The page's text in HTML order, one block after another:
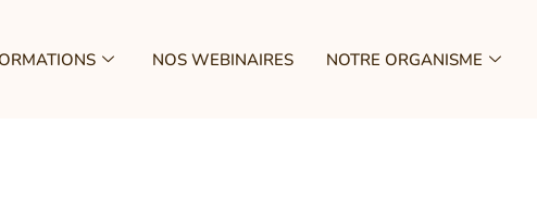
NOS WEBINAIRES NOTRE ORGANISME